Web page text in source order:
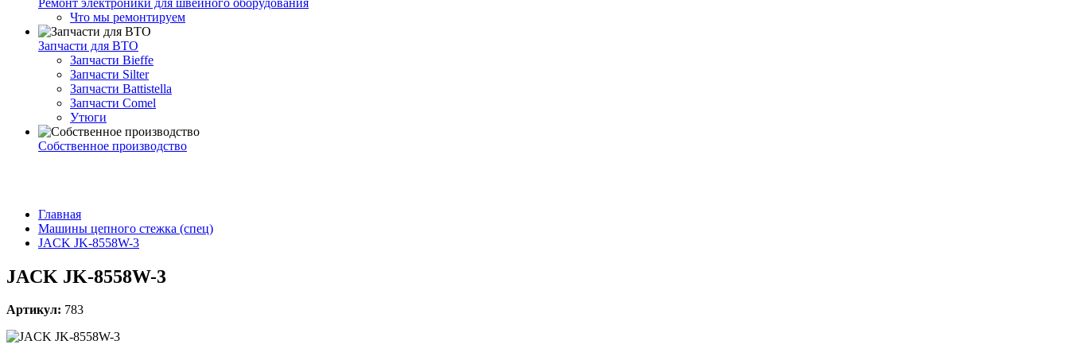
Что мы ремонтируем
Запчасти для ВТО
Запчасти Bieffe
Запчасти Silter
Запчасти Battistella
Запчасти Comel
Утюги
Собственное производство
Главная
Машины цепного стежка (спец)
JACK JK-8558W-3
JACK JK-8558W-3
Артикул: 783